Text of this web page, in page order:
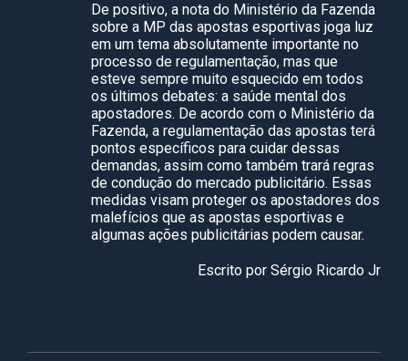
De positivo, a nota do Ministério da Fazenda
sobre a MP das apostas esportivas joga luz
em um tema absolutamente importante no
processo de regulamentação, mas que
esteve sempre muito esquecido em todos
os últimos debates: a saúde mental dos
apostadores. De acordo com o Ministério da
Fazenda, a regulamentação das apostas terá
pontos específicos para cuidar dessas
demandas, assim como também trará regras
de condução do mercado publicitário. Essas
medidas visam proteger os apostadores dos
malefícios que as apostas esportivas e
algumas ações publicitárias podem causar.
Escrito por Sérgio Ricardo Jr